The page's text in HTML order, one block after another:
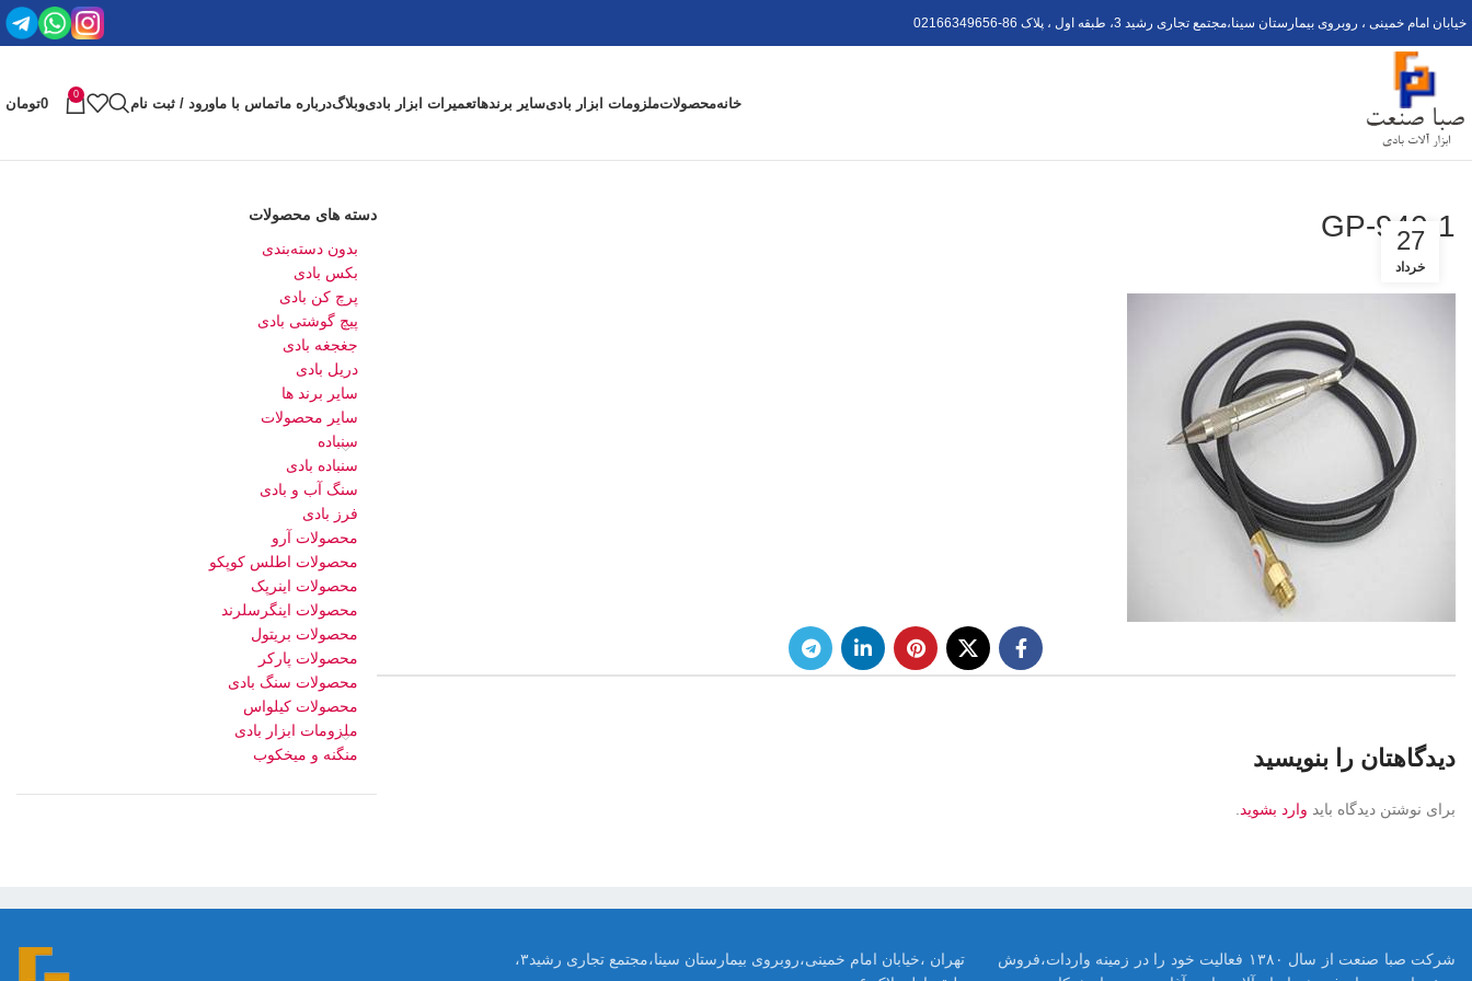
خیابان امام خمینی ، روبروی بیمارستان سینا،مجتمع تجاری رشید 3، طبقه اول ، پلاک 6 02166349656-8
خانهمحصولاتملزومات ابزار بادیسایر برندهاتعمیرات ابزار بادیوبلاگدرباره ماتماس با ماورود / ثبت نام
0
0تومان
GP-940-1
27
خرداد
دیدگاهتان را بنویسید
برای نوشتن دیدگاه باید وارد بشوید
دسته های محصولات
بدون دسته‌بندی
بکس بادی
پرچ کن بادی
پیچ گوشتی بادی
جغجغه بادی
دریل بادی
سایر برند ها
سایر محصولات
سنباده
سنباده بادی
سنگ آب و بادی
فرز بادی
محصولات آرو
محصولات اطلس کوپکو
محصولات اینرپک
محصولات اینگرسلرند
محصولات بریتول
محصولات پارکر
محصولات سنگ بادی
محصولات کیلواس
ملزومات ابزار بادی
منگنه و میخکوب
تهران ،خیابان امام خمینی،روبروی بیمارستان سینا،مجتمع تجاری رشید۳،
شرکت صبا صنعت از سال ۱۳۸۰ فعالیت خود را در زمینه واردات،فروش